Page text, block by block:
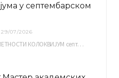
у септембарском
29/07/2026
СОЛФЕЂО – ИЗВОЂАЧКЕ УМЕТНОСТИ КОЛОКВИЈУМ септембарски испитни рок четвртак, 03.09.2026. уч. бр. 12 ПИСМЕНИ…